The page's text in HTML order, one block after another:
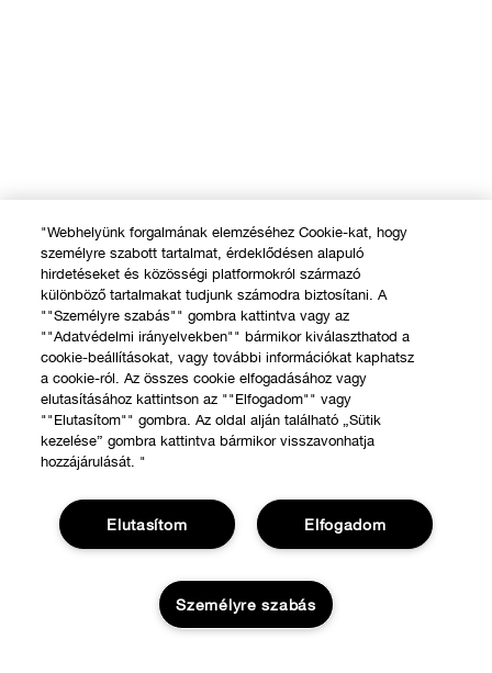
"Webhelyünk forgalmának elemzéséhez Cookie-kat, hogy
személyre szabott tartalmat, érdeklődésen alapuló
hirdetéseket és közösségi platformokról származó
különböző tartalmakat tudjunk számodra biztosítani. A
""Személyre szabás"" gombra kattintva vagy az
""Adatvédelmi irányelvekben"" bármikor kiválaszthatod a
cookie-beállításokat, vagy további információkat kaphatsz
a cookie-ról. Az összes cookie elfogadásához vagy
elutasításához kattintson az ""Elfogadom"" vagy
""Elutasítom"" gombra. Az oldal alján található „Sütik
kezelése” gombra kattintva bármikor visszavonhatja
hozzájárulását. "
Elfogadom
Elutasítom
Személyre szabás